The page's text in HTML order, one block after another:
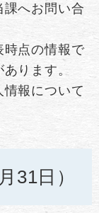
へお問い合
時点の情報で
ります。
報について
31日）